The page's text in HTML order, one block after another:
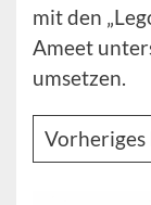
mit den
Ameet
umsetzen.
Vorheriges